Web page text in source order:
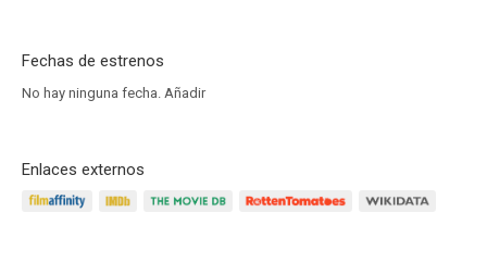
Fechas de estrenos
No hay ninguna fecha. Añadir
Enlaces externos